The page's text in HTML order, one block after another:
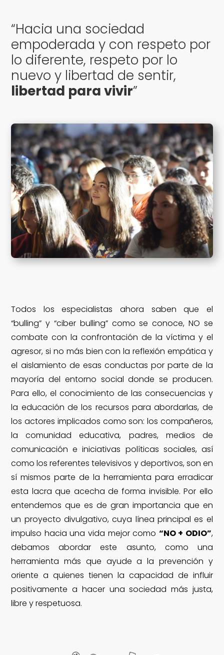
“Hacia una sociedad
empoderada y con respeto por
lo diferente, respeto por lo
nuevo y libertad de sentir,
libertad para vivir”
Todos los especialistas ahora saben que el
“bulling” y “ciber bulling” como se conoce, NO se
combate con la confrontación de la víctima y el
agresor, si no más bien con la reflexión empática y
el aislamiento de esas conductas por parte de la
mayoría del entorno social donde se producen.
Para ello, el conocimiento de las consecuencias y
la educación de los recursos para abordarlas, de
los actores implicados como son: los compañeros,
la comunidad educativa, padres, medios de
comunicación e iniciativas políticas sociales, así
como los referentes televisivos y deportivos, son en
sí mismos parte de la herramienta para erradicar
esta lacra que acecha de forma invisible. Por ello
entendemos que es de gran importancia que en
un proyecto divulgativo, cuya línea principal es el
impulso hacia una vida mejor como “NO + ODIO”,
debamos abordar este asunto, como una
herramienta más que ayude a la prevención y
oriente a quienes tienen la capacidad de influir
positivamente a hacer una sociedad más justa,
libre y respetuosa.